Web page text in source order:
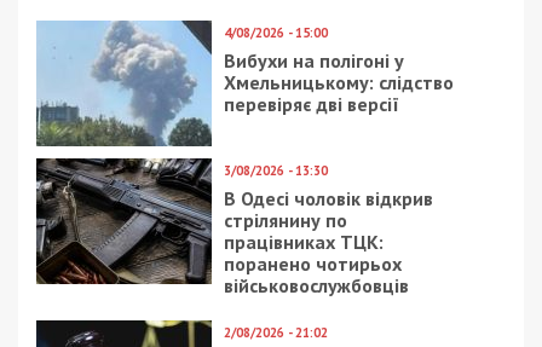
4/08/2026 - 15:00
Вибухи на полігоні у
Хмельницькому: слідство
перевіряє дві версії
3/08/2026 - 13:30
В Одесі чоловік відкрив
стрілянину по
працівниках ТЦК:
поранено чотирьох
військовослужбовців
2/08/2026 - 21:02